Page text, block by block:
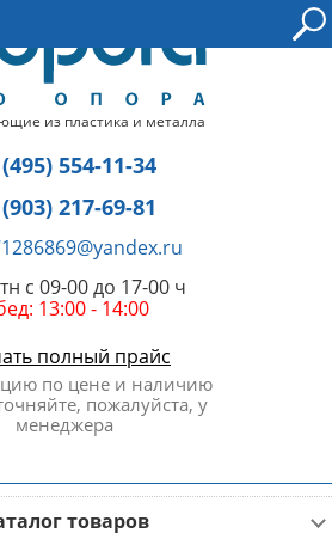
из пластика и металла
554-11-34
217-69-81
с 09-00 до 17-00 ч
13:00 - 14:00
полный прайс
по цене и наличию
пожалуйста, у
менеджера
товаров